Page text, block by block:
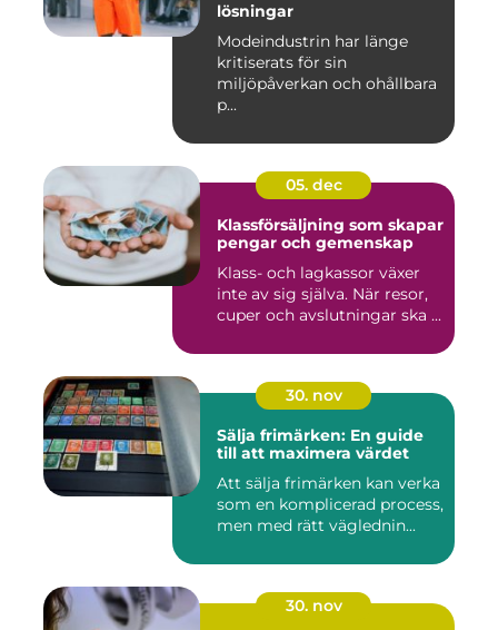
lösningar
Modeindustrin har länge
kritiserats för sin
miljöpåverkan och ohållbara
p...
05. dec
Klassförsäljning som skapar
pengar och gemenskap
Klass- och lagkassor växer
inte av sig själva. När resor,
cuper och avslutningar ska ...
30. nov
Sälja frimärken: En guide
till att maximera värdet
Att sälja frimärken kan verka
som en komplicerad process,
men med rätt väglednin...
30. nov